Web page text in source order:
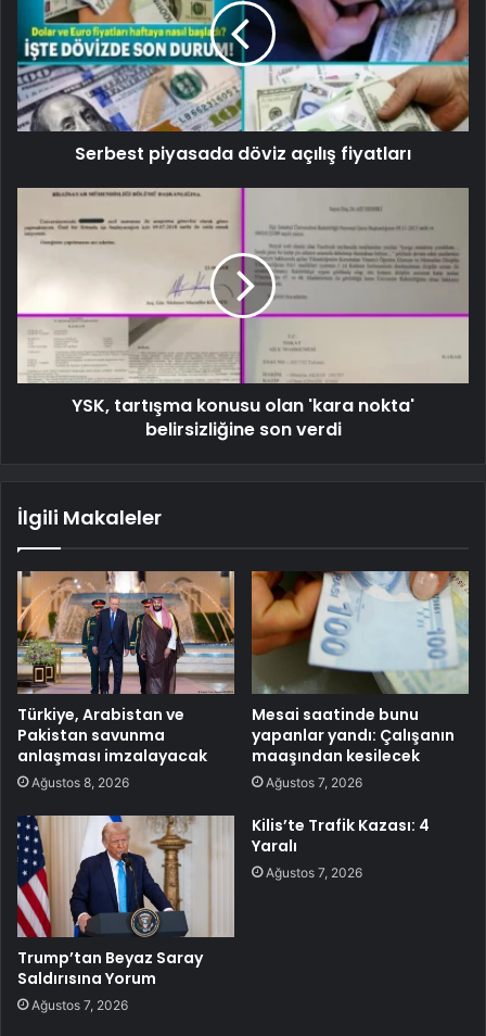
Serbest piyasada döviz açılış fiyatları
YSK, tartışma konusu olan 'kara nokta'
belirsizliğine son verdi
İlgili Makaleler
Türkiye, Arabistan ve
Pakistan savunma
anlaşması imzalayacak
Ağustos 8, 2026
Mesai saatinde bunu
yapanlar yandı: Çalışanın
maaşından kesilecek
Ağustos 7, 2026
Trump’tan Beyaz Saray
Saldırısına Yorum
Ağustos 7, 2026
Kilis’te Trafik Kazası: 4
Yaralı
Ağustos 7, 2026